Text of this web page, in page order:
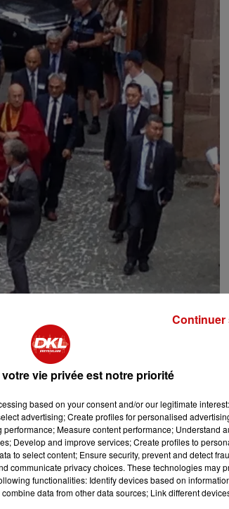
visites institutionnelles et une
pour le chef spirituel des Tibétains qui
avec le président et des
allocutions, il a insisté sur la paix entre
vie privée est notre priorité
based on your consent and/or our legitimate
advertising; Create profiles for personalised
Measure content performance; Understand
Develop and improve services; Create profiles to
to select content; Ensure security, prevent and detect
communicate privacy choices. These technologies may
functionalities: Identify devices based on
data from other data sources; Link different
Continuer